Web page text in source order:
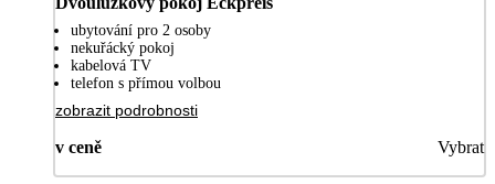
ubytování pro 2 osoby
nekuřácký pokoj
kabelová TV
telefon s přímou volbou
zobrazit podrobnosti
v ceně Vybrat